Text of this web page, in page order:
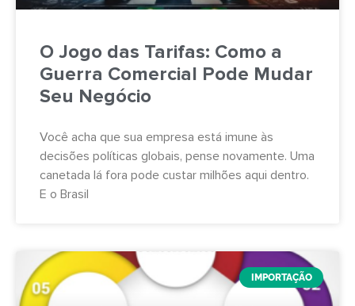
O Jogo das Tarifas: Como a
Guerra Comercial Pode Mudar
Seu Negócio
Você acha que sua empresa está imune às
decisões políticas globais, pense novamente. Uma
canetada lá fora pode custar milhões aqui dentro.
E o Brasil
IMPORTAÇÃO